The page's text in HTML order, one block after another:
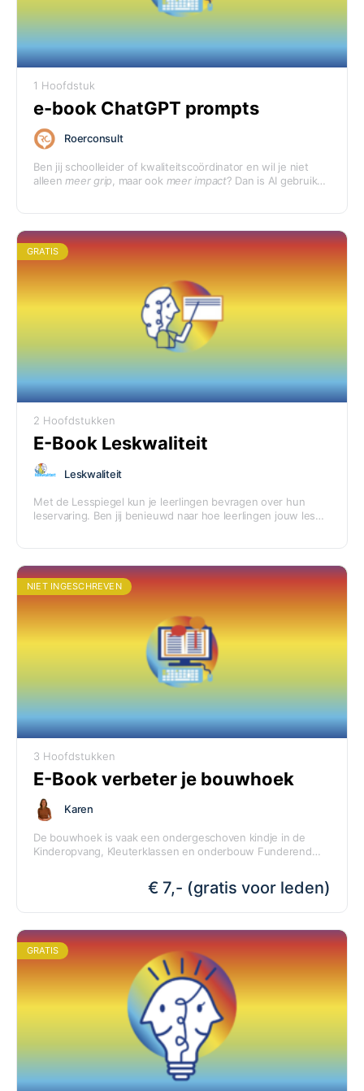
1 Hoofdstuk
e-book ChatGPT prompts
Roerconsult
Ben jij schoolleider of kwaliteitscoördinator en wil je niet
alleenmeer grip , maar ook meer impact? Dan is AI gebruiken
GRATIS
2 Hoofdstukken
E-Book Leskwaliteit
Leskwaliteit
Met de Lesspiegel kun je leerlingen bevragen over hun
leservaring. Ben jij benieuwd naar hoe leerlingen jouw les
NIET INGESCHREVEN
3 Hoofdstukken
E-Book verbeter je bouwhoek
Karen
De bouwhoek is vaak een ondergeschoven kindje in de
Kinderopvang, Kleuterklassen en onderbouw Funderend
peuter-, kleutergroepen en de onderbouw van het
basisonderwijs. Ook voor de BSO biedt deze module veel
Na afloop van deze module beschik jij over voldoende
kennis en inzicht om de bouwhoek in jouw groep te
verbeteren.
€ 7,- (gratis voor leden)
GRATIS